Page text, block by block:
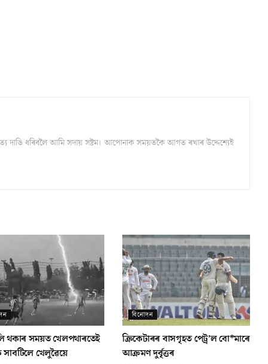
দাঙি ধৰিবলৈ আমি সদায় সষ্টম। আপোনাক সময়তকৈ আগত ৰখাৰ উদ্দেশ্যেই
থকাৰ সময়ত খেলপথাৰতেই
খেলুৱৈয়ে
বিনোদন
ক্ৰিকেটাৰৰ বাসগৃহত পেট্ৰ’ল বো*মাৰে
আক্ৰমণ দুৰ্বৃত্তৰ